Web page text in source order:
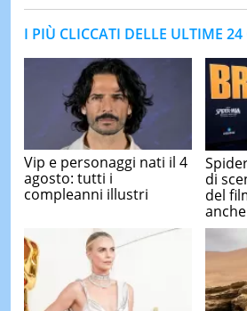
I PIÙ CLICCATI DELLE ULTIME 24
Vip e personaggi nati il 4
agosto: tutti i
compleanni illustri
di
del